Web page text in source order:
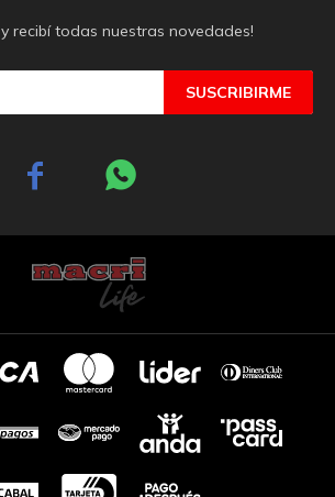
y recibí todas nuestras novedades!
SUSCRIBIRME
 